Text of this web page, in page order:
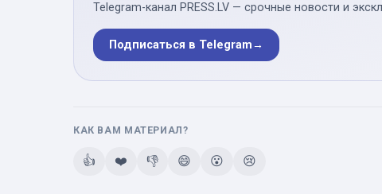
Telegram-канал PRESS.LV — срочные новости и
Подписаться в Telegram→
КАК ВАМ МАТЕРИАЛ?
👍 ❤️ 👎 😄 😮 😢